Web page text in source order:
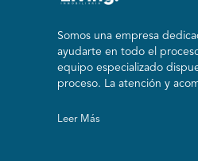
Somos una empresa
ayudarte en todo el
equipo especializado
proceso. La atención y
Leer Más